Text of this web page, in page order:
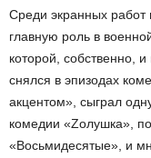
Среди экранных работ
главную роль в
которой, собственно,
снялся в эпизодах
акцентом», сыграл
комедии «Zолушка»,
«Восьмидесятые», и